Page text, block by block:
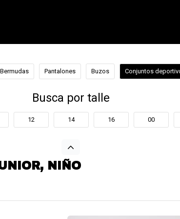
Bermudas Pantalones Buzos Conjuntos
Busca por talle
12 14 16 00
NIÑO